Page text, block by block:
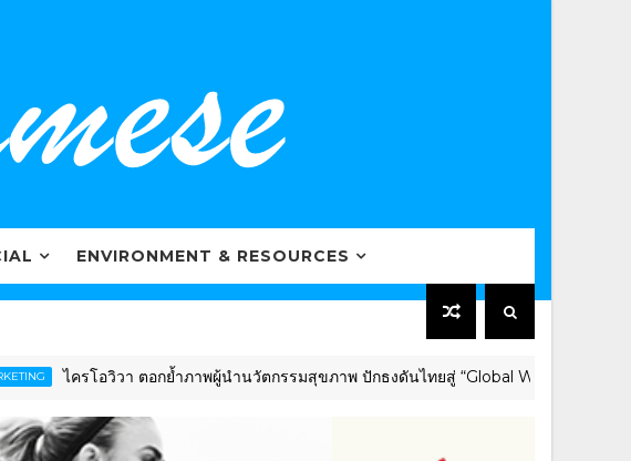
ENVIRONMENT & RESOURCES
โอวิวา ตอกย้ำภาพผู้นำนวัตกรรมสุขภาพ ปักธงดันไทยสู่ “Global Wellness Hub” ร่วมเวที